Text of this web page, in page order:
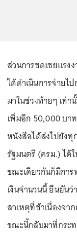
ส่วนการชดเชยแรง
ได้ดำเนินการจ่าย
มาในช่วงท้ายๆ เท่
เพิ่มอีก 50,000 บา
หนังสือได้ส่งไปยังทุ
รัฐมนตรี (ครม.) ได้
ขณะเดียวกันก็มีการ
เงินจำนวนนี้ ยืนยัน
สาเหตุที่ช้าเนื่องจา
ขณะนี้กลับมาที่กระ